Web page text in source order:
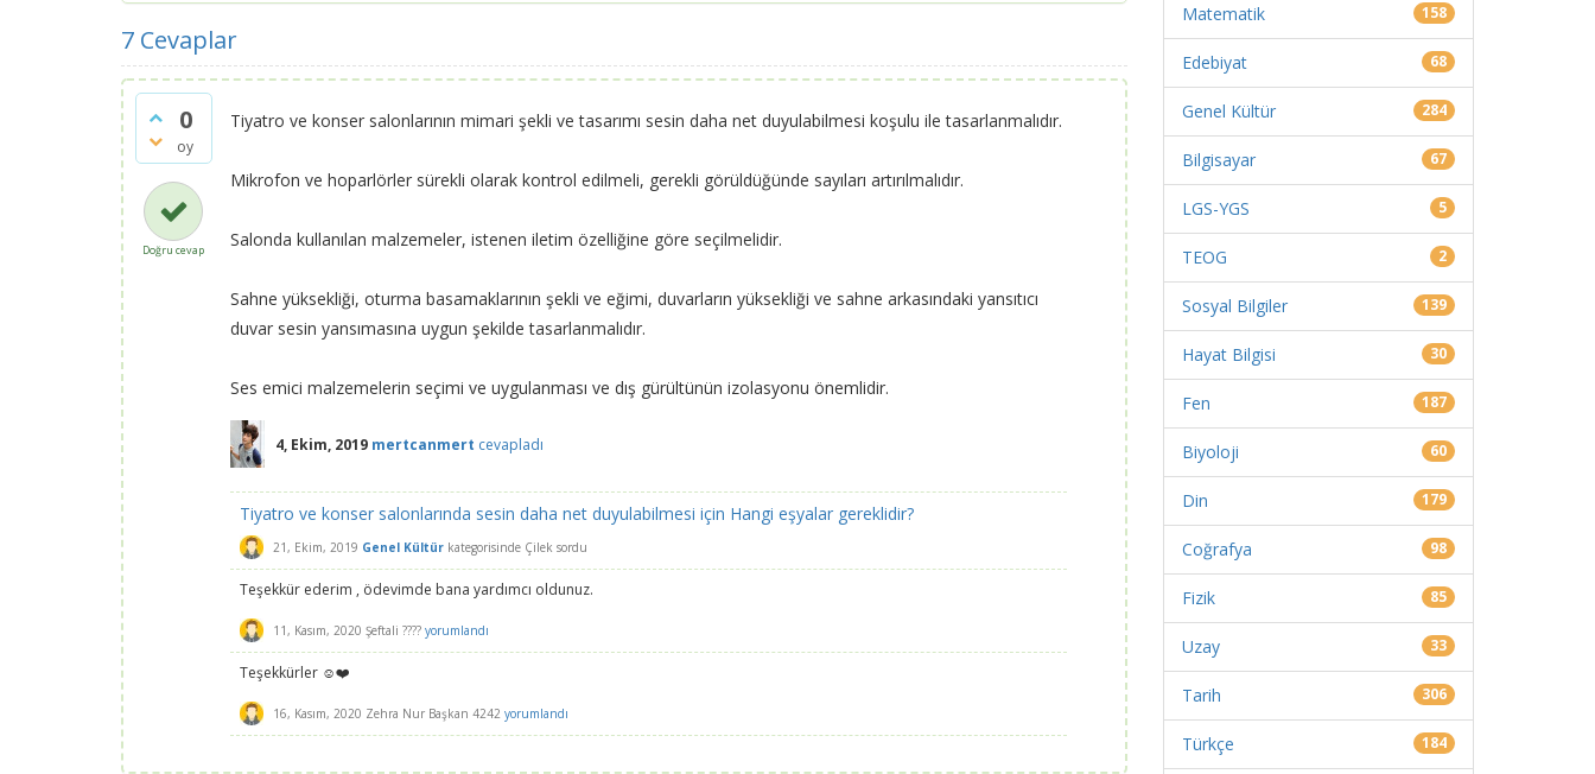
7 Cevaplar
0
oy
Doğru cevap
Tiyatro ve konser salonlarının mimari şekli ve tasarımı sesin daha net duyulabilmesi koşulu ile tasarlanmalıdır.
Mikrofon ve hoparlörler sürekli olarak kontrol edilmeli, gerekli görüldüğünde sayıları artırılmalıdır.
Salonda kullanılan malzemeler, istenen iletim özelliğine göre seçilmelidir.
Sahne yüksekliği, oturma basamaklarının şekli ve eğimi, duvarların yüksekliği ve sahne arkasındaki yansıtıcı
duvar sesin yansımasına uygun şekilde tasarlanmalıdır.
Ses emici malzemelerin seçimi ve uygulanması ve dış gürültünün izolasyonu önemlidir.
4, Ekim, 2019 mertcanmert cevapladı
Tiyatro ve konser salonlarında sesin daha net duyulabilmesi için Hangi eşyalar gereklidir?
21, Ekim, 2019 Genel Kültür kategorisinde Çilek sordu
Teşekkür ederim , ödevimde bana yardımcı oldunuz.
11, Kasım, 2020 Şeftali ???? yorumlandı
Teşekkürler ☺️❤️
16, Kasım, 2020 Zehra Nur Başkan 4242 yorumlandı
Matematik 158
Edebiyat 68
Genel Kültür 284
Bilgisayar 67
LGS-YGS 5
TEOG 2
Sosyal Bilgiler 139
Hayat Bilgisi 30
Fen 187
Biyoloji 60
Din 179
Coğrafya 98
Fizik 85
Uzay 33
Tarih 306
Türkçe 184